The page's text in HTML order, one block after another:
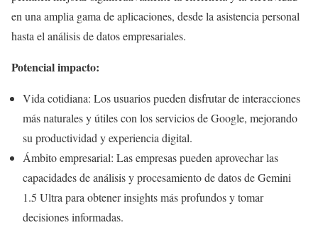
en una amplia gama de aplicaciones, desde la asistencia personal
hasta el análisis de datos empresariales.
Potencial impacto:
Vida cotidiana: Los usuarios pueden disfrutar de interacciones
más naturales y útiles con los servicios de Google, mejorando
su productividad y experiencia digital.
Ámbito empresarial: Las empresas pueden aprovechar las
capacidades de análisis y procesamiento de datos de Gemini
1.5 Ultra para obtener insights más profundos y tomar
decisiones informadas.